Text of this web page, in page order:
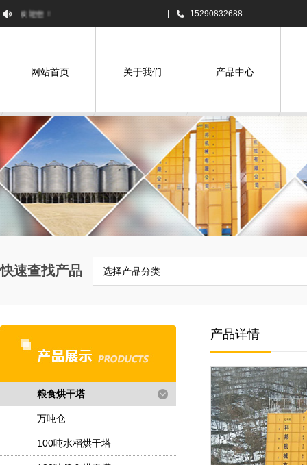
迎您！ 15290832688
网站首页 关于我们 产品中心
快速查找产品 选择产品分类
粮食烘干塔
万吨仓
100吨水稻烘干塔
产品详情